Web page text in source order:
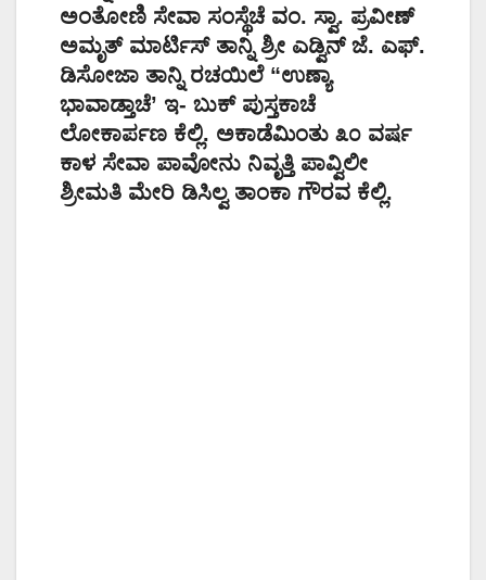
ಅಂತೋಣಿ ಸೇವಾ ಸಂಸ್ಥೆಚೆ ವಂ. ಸ್ವಾ. ಪ್ರವೀಣ್
ಅಮೃತ್ ಮಾರ್ಟಿಸ್ ತಾನ್ನಿ ಶ್ರೀ ಎಡ್ವಿನ್ ಜೆ. ಎಫ್.
ಡಿಸೋಜಾ ತಾನ್ನಿ ರಚಯಿಲೆ “ಉಣ್ಯಾ
ಭಾವಾಡ್ತಾಚೆ’ ಇ- ಬುಕ್ ಪುಸ್ತಕಾಚೆ
ಲೋಕಾರ್ಪಣ ಕೆಲ್ಲಿ. ಅಕಾಡೆಮಿಂತು ೩೦ ವರ್ಷ
ಕಾಳ ಸೇವಾ ಪಾವೋನು ನಿವೃತ್ತಿ ಪಾವ್ವಿಲೀ
ಶ್ರೀಮತಿ ಮೇರಿ ಡಿಸಿಲ್ವ ತಾಂಕಾ ಗೌರವ ಕೆಲ್ಲಿ.